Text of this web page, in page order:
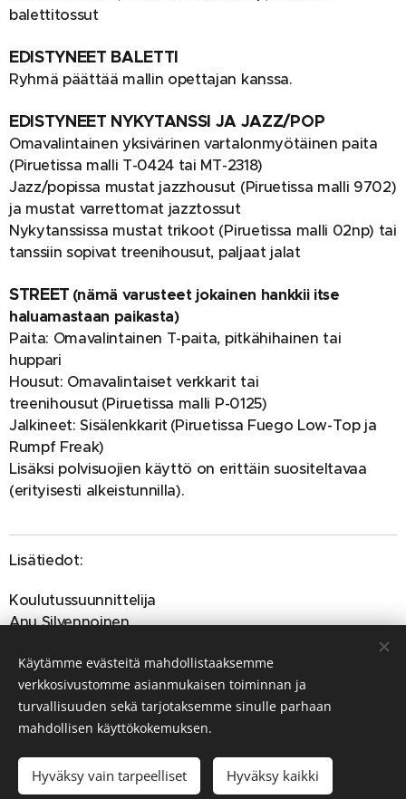
balettitossut
EDISTYNEET BALETTI
Ryhmä päättää mallin opettajan kanssa.
EDISTYNEET NYKYTANSSI JA JAZZ/POP
Omavalintainen yksivärinen vartalonmyötäinen paita
(Piruetissa malli T-0424 tai MT-2318)
Jazz/popissa mustat jazzhousut (Piruetissa malli 9702)
ja mustat varrettomat jazztossut
Nykytanssissa mustat trikoot (Piruetissa malli 02np) tai
tanssiin sopivat treenihousut, paljaat jalat
STREET (nämä varusteet jokainen hankkii itse
haluamastaan paikasta)
Paita: Omavalintainen T-paita, pitkähihainen tai
huppari
Housut: Omavalintaiset verkkarit tai
treenihousut (Piruetissa malli P-0125)
Jalkineet: Sisälenkkarit (Piruetissa Fuego Low-Top ja
Rumpf Freak)
Lisäksi polvisuojien käyttö on erittäin suositeltavaa
(erityisesti alkeistunnilla).
Lisätiedot:
Koulutussuunnittelija
Anu Silvennoinen
p. 040 3564021
Tampereen konservatorio © Kaikki oikeudet pidätetään 2026
Evästeet
Käytämme evästeitä mahdollistaaksemme
verkkosivustomme asianmukaisen toiminnan ja
turvallisuuden sekä tarjotaksemme sinulle parhaan
mahdollisen käyttökokemuksen.
Hyväksy vain tarpeelliset Hyväksy kaikki